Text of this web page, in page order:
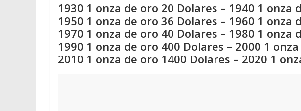
1930 1 onza de oro 20 Dolares – 1940 1 onza
1950 1 onza de oro 36 Dolares – 1960 1 onza
1970 1 onza de oro 40 Dolares – 1980 1 onza
1990 1 onza de oro 400 Dolares – 2000 1
2010 1 onza de oro 1400 Dolares – 2020 1